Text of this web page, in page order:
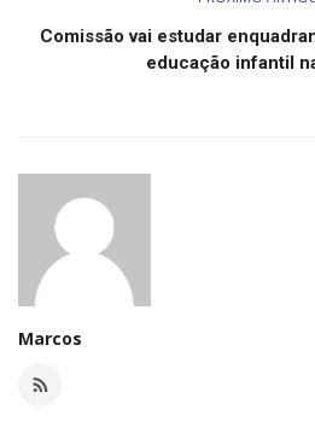
Comissão vai estudar
educação infantil
Marcos